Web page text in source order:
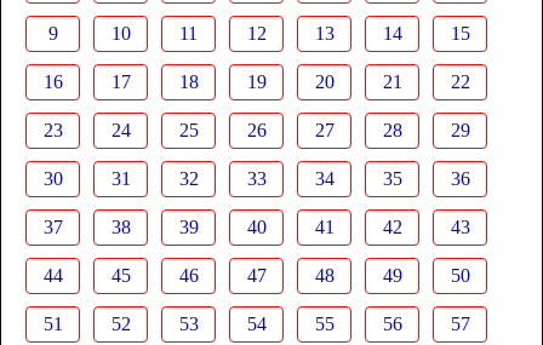
9 10 11 12 13 14 15
16 17 18 19 20 21 22
23 24 25 26 27 28 29
30 31 32 33 34 35 36
37 38 39 40 41 42 43
44 45 46 47 48 49 50
51 52 53 54 55 56 57